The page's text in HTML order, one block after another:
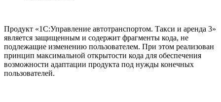
Продукт «1С:Управление автотранспортом. Такси и аренда 3»
является защищенным и содержит фрагменты кода, не
подлежащие изменению пользователем. При этом реализован
принцип максимальной открытости кода для обеспечения
возможности адаптации продукта под нужды конечных
пользователей.